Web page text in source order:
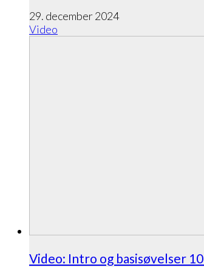
29. december 2024
Video
Video: Intro og basisøvelser